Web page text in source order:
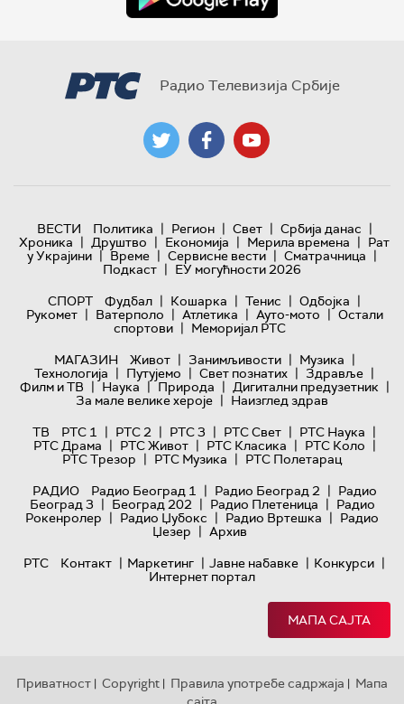
Радио Телевизија Србије
ВЕСТИ Политика | Регион | Свет | Србија данас |
Хроника | Друштво | Економија | Мерила времена | Рат
у Украјини | Време | Сервисне вести | Сматрачница |
Подкаст | ЕУ могућности 2026
СПОРТ
Фудбал | Кошарка | Тенис | Одбојка |
Рукомет | Ватерполо | Атлетика | Ауто-мото | Остали
спортови | Меморијал РТС
МАГАЗИН
Живот | Занимљивости | Музика |
Технологијa | Путујемо | Свет познатих | Здравље |
Филм и ТВ | Наука | Природа | Дигитални предузетник |
За мале велике хероје | Наизглед здрав
ТВ
РТС 1 | РТС 2 | РТС 3 | РТС Свет | РТС Наука |
РТС Драма | РТС Живот | РТС Класика | РТС Коло |
РТС Трезор | РТС Музика | РТС Полетарац
РАДИО
Радио Београд 1 | Радио Београд 2 | Радио
Београд 3 | Београд 202 | Радио Плетеница | Радио
Рокенролер | Радио Џубокс | Радио Вртешка | Радио
Џезер | Архив
РТС
Контакт | Маркетинг | Јавне набавке | Конкурси |
Интернет портал
МАПА САЈТА
Приватност | Copyright | Правила употребе садржаја | Мапа